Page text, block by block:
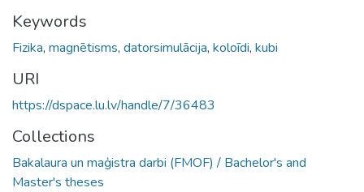
Keywords
Fizika, magnētisms, datorsimulācija, koloīdi, kubi
URI
https://dspace.lu.lv/handle/7/36483
Collections
Bakalaura un maģistra darbi (FMOF) / Bachelor's and
Master's theses